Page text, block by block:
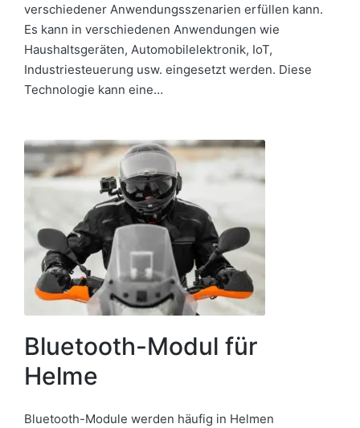
verschiedener Anwendungsszenarien erfüllen kann.
Es kann in verschiedenen Anwendungen wie
Haushaltsgeräten, Automobilelektronik, IoT,
Industriesteuerung usw. eingesetzt werden. Diese
Technologie kann eine…
Bluetooth-Modul für
Helme
Bluetooth-Module werden häufig in Helmen